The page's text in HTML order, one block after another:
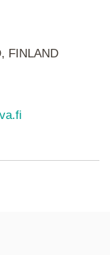
bilder
FINLAND